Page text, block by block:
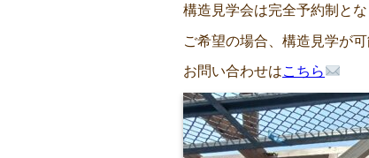
構造見学会は完全予約制とな
ご希望の場合、構造見学が
お問い合わせはこちら